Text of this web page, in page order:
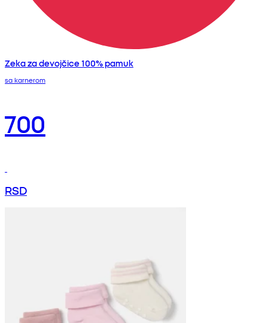
Zeka za devojčice 100% pamuk
sa karnerom
700
RSD